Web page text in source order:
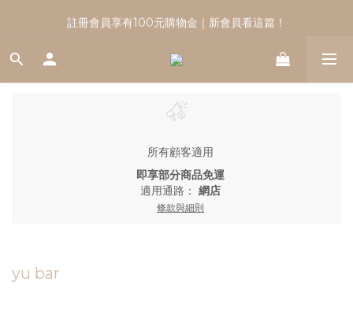
註冊會員享有100元購物金｜新會員看這篇！
註冊會員享有100元購物金｜新會員看這篇！
所有顧客適用
即享部分商品免運
適用通路： 網店
條款與細則
yu bar